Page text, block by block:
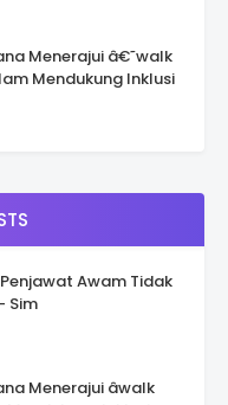
Menerajui â€˜walk
Mendukung Inklusi
Awam Tidak
Sim
Menerajui âwalk